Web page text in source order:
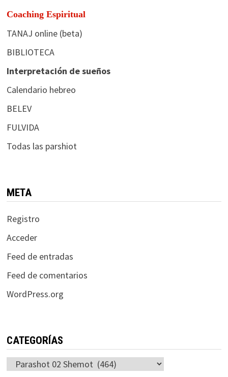
Coaching Espiritual
TANAJ online (beta)
BIBLIOTECA
Interpretación de sueños
Calendario hebreo
BELEV
FULVIDA
Todas las parshiot
META
Registro
Acceder
Feed de entradas
Feed de comentarios
WordPress.org
CATEGORÍAS
Categorías